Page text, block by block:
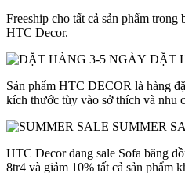
Freeship cho tất cả sản phẩm
HTC Decor.
ĐẶT
Sản phẩm HTC DECOR là hàng
kích thước tùy vào sở thích và nhu
SUMMER
HTC Decor đang sale Sofa băng
8tr4 và giảm 10% tất cả sản phẩm